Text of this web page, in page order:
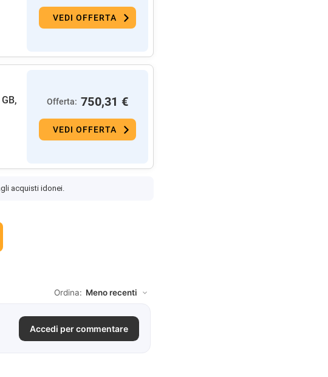
VEDI OFFERTA
Offerta: 750,31 €
VEDI OFFERTA
acquisti idonei.
Ordina:
Accedi per commentare